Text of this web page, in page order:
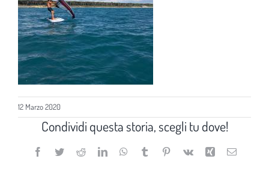
12 Marzo 2020
Condividi questa storia, scegli tu dove!
Facebook
TwitterRedditLinkedInWhatsApp
TumblrPinterest
Vk Xing Email